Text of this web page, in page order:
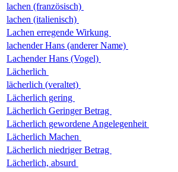
lachen (französisch)
lachen (italienisch)
Lachen erregende Wirkung
lachender Hans (anderer Name)
Lachender Hans (Vogel)
Lächerlich
lächerlich (veraltet)
Lächerlich gering
Lächerlich Geringer Betrag
Lächerlich gewordene Angelegenheit
Lächerlich Machen
Lächerlich niedriger Betrag
Lächerlich, absurd